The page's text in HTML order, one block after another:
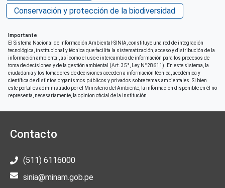
Conservación y protección de la biodiversidad
Importante
El Sistema Nacional de Información Ambiental-SINIA, constituye una red de integración
tecnológica, institucional y técnica que facilita la sistematización, acceso y distribución de la
información ambiental, así como el uso e intercambio de información para los procesos de
toma de decisiones y de la gestión ambiental (Art. 35°, Ley N°28611). En este sistema, la
ciudadania y los tomadores de decisiones acceden a información técnica, acedémica y
científica de distintos organismos públicos y privados sobre temas ambientales. Si bien
este portal es administrado por el Ministerio del Ambiente, la información disponible en él no
representa, necesariamente, la opinion oficial de la institución.
Contacto
(511) 6116000
sinia@minam.gob.pe